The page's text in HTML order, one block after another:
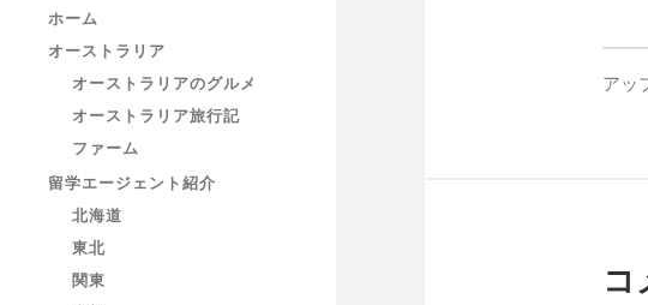
ホーム
オーストラリア
オーストラリアのグルメ
オーストラリア旅行記
ファーム
留学エージェント紹介
北海道
東北
関東
アッ
コ